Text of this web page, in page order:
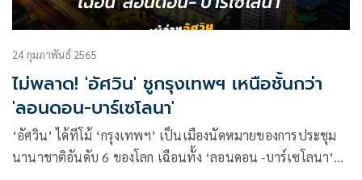
24 กุมภาพันธ์ 2565
ไม่พลาด! 'อัศวิน' ชูกรุงเทพฯ เหนือชั้นกว่า
'ลอนดอน-บาร์เซโลนา'
‘อัศวิน’ ได้ทีโม้ ‘กรุงเทพฯ’ เป็นเมืองนัดหมายของการประชุม
นานาชาติอันดับ 6 ของโลก เฉือนทั้ง ‘ลอนดอน -บาร์เซโลนา’